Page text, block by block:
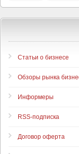
Статьи о бизнесе
Обзоры рынка
Информеры
RSS-подписка
Договор оферта